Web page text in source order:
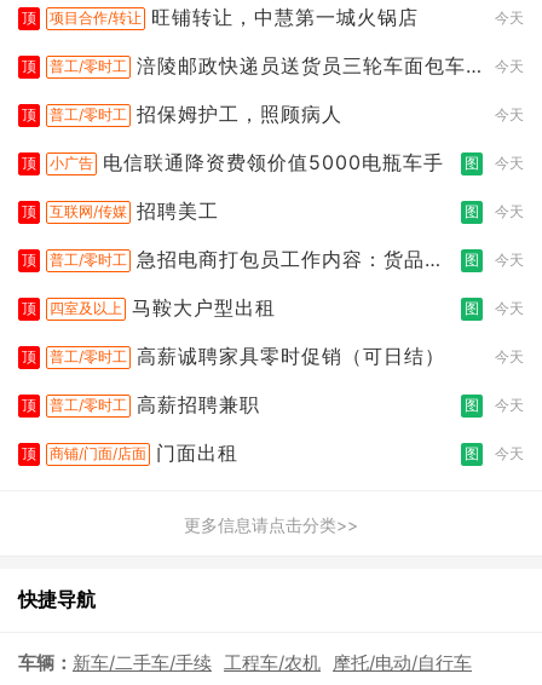
顶 项目合作/转让 旺铺转让，中慧第一城火锅店 今天
顶 普工/零时工 涪陵邮政快递员送货员三轮车面包车
今天
顶 普工/零时工 招保姆护工，照顾病人 今天
顶 小广告 电信联通降资费领价值5000电瓶车手 图 今天
顶 互联网/传媒 招聘美工 图 今天
顶 普工/零时工 急招电商打包员工作内容：货品分
图 今天
顶 四室及以上 马鞍大户型出租 图 今天
顶 普工/零时工 高薪诚聘家具零时促销（可日结） 今天
顶 普工/零时工 高薪招聘兼职 图 今天
顶 商铺/门面/店面 门面出租 图 今天
更多信息请点击分类>>
快捷导航
车辆： 新车/二手车/手续 工程车/农机 摩托/电动/自行车